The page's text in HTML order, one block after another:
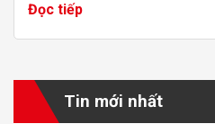
Đọc tiếp
Tin mới nhất